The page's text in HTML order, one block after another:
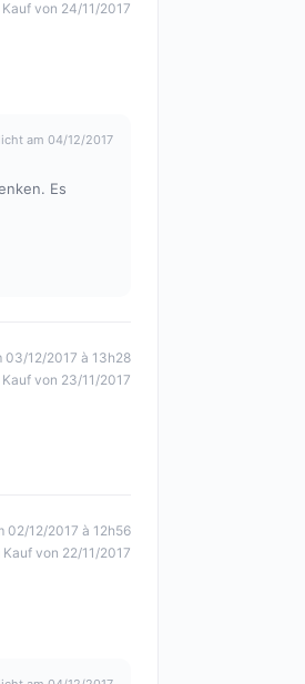
von 24/11/2017
am 04/12/2017
Es
03/12/2017 à 13h28
von 23/11/2017
02/12/2017 à 12h56
von 22/11/2017